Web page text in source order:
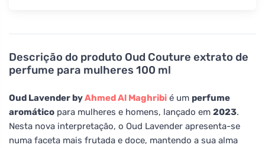
Descrição do produto Oud Couture extrato de
perfume para mulheres 100 ml
Oud Lavender byAhmed Al Maghribi é um perfume
aromático para mulheres e homens, lançado em 2023.
Nesta nova interpretação, o Oud Lavender apresenta-se
numa faceta mais frutada e doce, mantendo a sua alma